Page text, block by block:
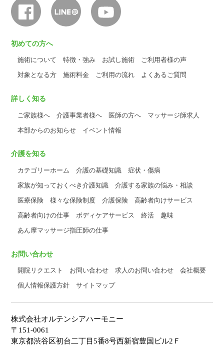
初めての方へ
施術について 特徴・強み お試し施術
ご利用者様の声
対象となる方
施術料金 ご利用の流れ よくあるご質問
詳しく知る
ご家族様へ 介護事業者様へ 医師の方へ
マッサージ師求人
本部からのお知らせ
イベント情報
介護を知る
カテゴリーホーム 介護の基礎知識
症状・傷病
家族が知っておくべき介護知識
介護する家族の悩み・相談
医療保険
様々な保険制度 介護保険
高齢者向けサービス
高齢者向けの仕事
ボディケアサービス 終活
趣味
あん摩マッサージ指圧師の仕事
お問い合わせ
開院リクエスト お問い合わせ 求人のお問い合わせ
会社概要
個人情報保護方針
サイトマップ
株式会社オルテンシアハーモニー
〒151-0061
東京都渋谷区初台二丁目5番8号西新宿豊国ビル2Ｆ